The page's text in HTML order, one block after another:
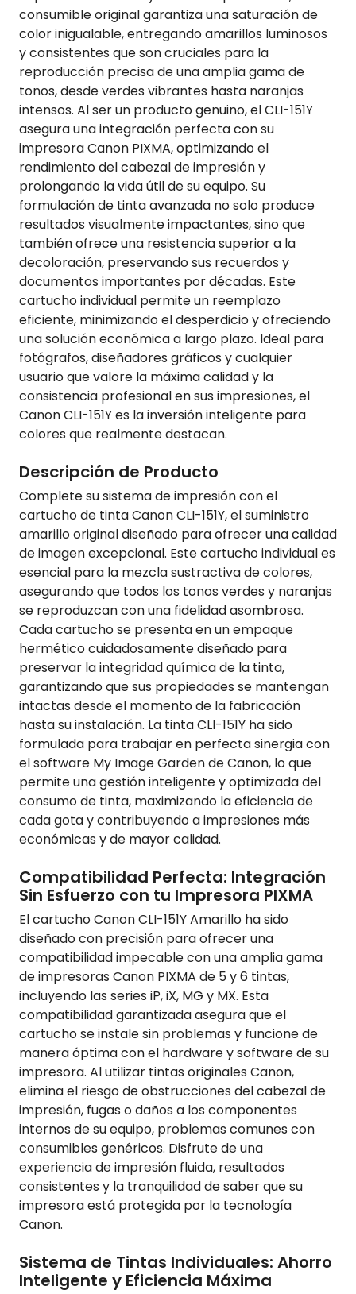
consumible original garantiza una saturación de
color inigualable, entregando amarillos luminosos
y consistentes que son cruciales para la
reproducción precisa de una amplia gama de
tonos, desde verdes vibrantes hasta naranjas
intensos. Al ser un producto genuino, el CLI-151Y
asegura una integración perfecta con su
impresora Canon PIXMA, optimizando el
rendimiento del cabezal de impresión y
prolongando la vida útil de su equipo. Su
formulación de tinta avanzada no solo produce
resultados visualmente impactantes, sino que
también ofrece una resistencia superior a la
decoloración, preservando sus recuerdos y
documentos importantes por décadas. Este
cartucho individual permite un reemplazo
eficiente, minimizando el desperdicio y ofreciendo
una solución económica a largo plazo. Ideal para
fotógrafos, diseñadores gráficos y cualquier
usuario que valore la máxima calidad y la
consistencia profesional en sus impresiones, el
Canon CLI-151Y es la inversión inteligente para
colores que realmente destacan.
Descripción de Producto
Complete su sistema de impresión con el
cartucho de tinta Canon CLI-151Y, el suministro
amarillo original diseñado para ofrecer una calidad
de imagen excepcional. Este cartucho individual es
esencial para la mezcla sustractiva de colores,
asegurando que todos los tonos verdes y naranjas
se reproduzcan con una fidelidad asombrosa.
Cada cartucho se presenta en un empaque
hermético cuidadosamente diseñado para
preservar la integridad química de la tinta,
garantizando que sus propiedades se mantengan
intactas desde el momento de la fabricación
hasta su instalación. La tinta CLI-151Y ha sido
formulada para trabajar en perfecta sinergia con
el software My Image Garden de Canon, lo que
permite una gestión inteligente y optimizada del
consumo de tinta, maximizando la eficiencia de
cada gota y contribuyendo a impresiones más
económicas y de mayor calidad.
Compatibilidad Perfecta: Integración
Sin Esfuerzo con tu Impresora PIXMA
El cartucho Canon CLI-151Y Amarillo ha sido
diseñado con precisión para ofrecer una
compatibilidad impecable con una amplia gama
de impresoras Canon PIXMA de 5 y 6 tintas,
incluyendo las series iP, iX, MG y MX. Esta
compatibilidad garantizada asegura que el
cartucho se instale sin problemas y funcione de
manera óptima con el hardware y software de su
impresora. Al utilizar tintas originales Canon,
elimina el riesgo de obstrucciones del cabezal de
impresión, fugas o daños a los componentes
internos de su equipo, problemas comunes con
consumibles genéricos. Disfrute de una
experiencia de impresión fluida, resultados
consistentes y la tranquilidad de saber que su
impresora está protegida por la tecnología
Canon.
Sistema de Tintas Individuales: Ahorro
Inteligente y Eficiencia Máxima